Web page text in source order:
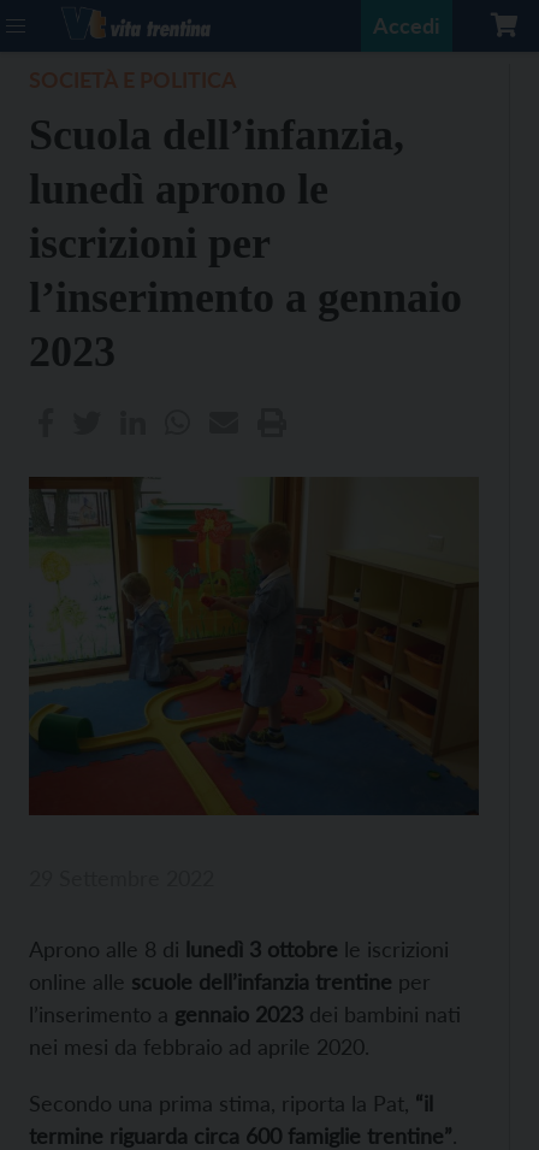
Accedi
Scuola dell’infanzia,
lunedì aprono le
iscrizioni per
l’inserimento a gennaio
2023
Aprono alle 8 di lunedì 3 ottobre le iscrizioni
online alle scuole dell’infanzia trentine per
l’inserimento a gennaio 2023 dei bambini nati
nei mesi da febbraio ad aprile 2020.
Secondo una prima stima, riporta la Pat, “il
termine riguarda circa 600 famiglie trentine”.